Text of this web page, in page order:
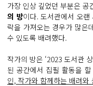
가장 인상 깊었던 부분은 공
의 방이다. 도서관에서 오랜
락을 가져오는 경우가 많은
수 있도록 배려했다.
작가의 방은 ‘2023 도서관
된 공간에서 집필 활동을
인, 작가와 함께하는 배려와